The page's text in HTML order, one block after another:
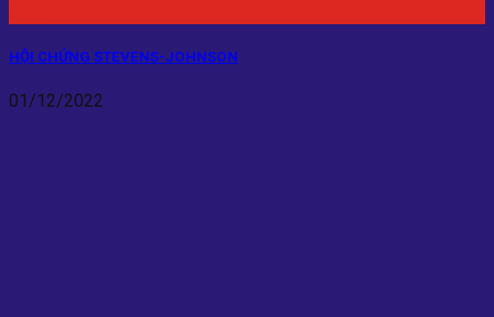
HỘI CHỨNG STEVENS-JOHNSON
01/12/2022